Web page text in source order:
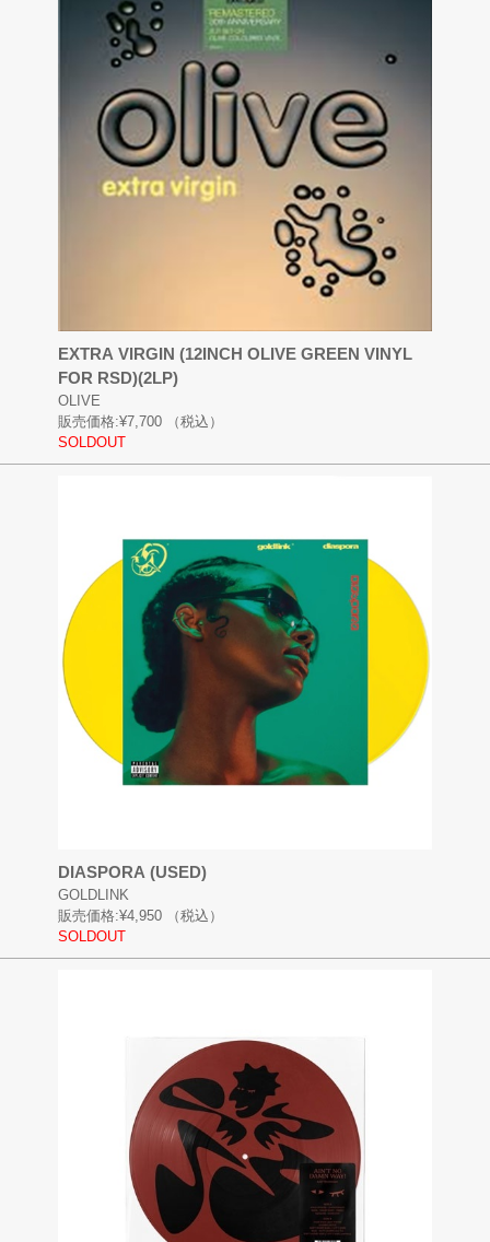
EXTRA VIRGIN (12INCH OLIVE GREEN VINYL
FOR RSD)(2LP)
OLIVE
販売価格:¥7,700
（税込）
SOLDOUT
DIASPORA (USED)
GOLDLINK
販売価格:¥4,950
（税込）
SOLDOUT